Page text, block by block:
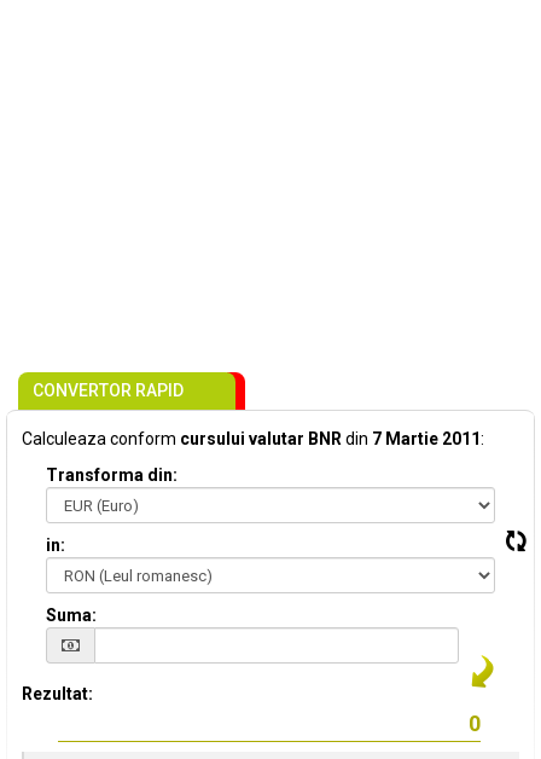
CONVERTOR RAPID
Calculeaza conform cursului valutar BNR din 7 Martie 2011:
Transforma din:
in:
Suma:
Rezultat: